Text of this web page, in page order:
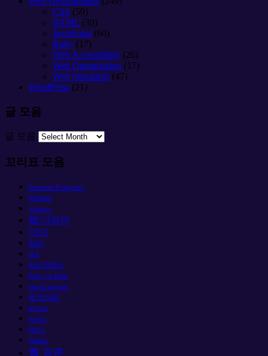
CSS (59)
HTML (30)
JavaScript (60)
Ruby (17)
Web Accessibility (26)
Web Optimization (17)
Web Standards (47)
WordPress (21)
글 모음
글 모음
꼬리표 모음
Internet Explorer
Widget
Windows
웹 디자인
CSS3
Ruby
IE8
워드프레스
Ruby on Rails
version targeting
웹 최적화
IE6 bug
Firefox
PHP 5
Webkit
웹 표준